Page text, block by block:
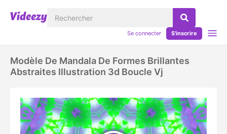
Se connecter S'inscrire
Modèle De Mandala De Formes Brillantes
Abstraites Illustration 3d Boucle Vj